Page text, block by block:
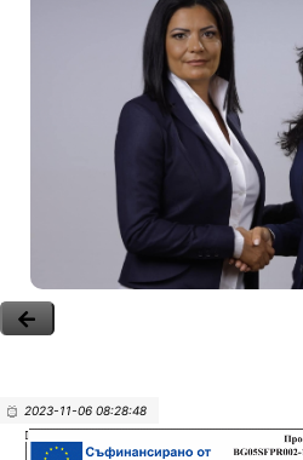
2023-11-06 08:28:48